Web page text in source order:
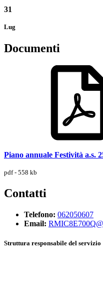
31
Lug
Documenti
Piano annuale Festività a.s.
pdf - 558 kb
Contatti
Telefono: 062050607
Email:
Struttura responsabile del servizio